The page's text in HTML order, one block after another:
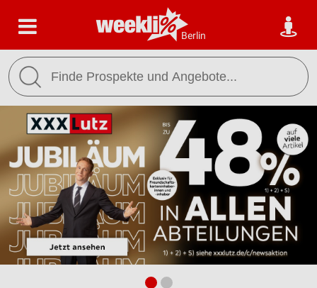
Berlin